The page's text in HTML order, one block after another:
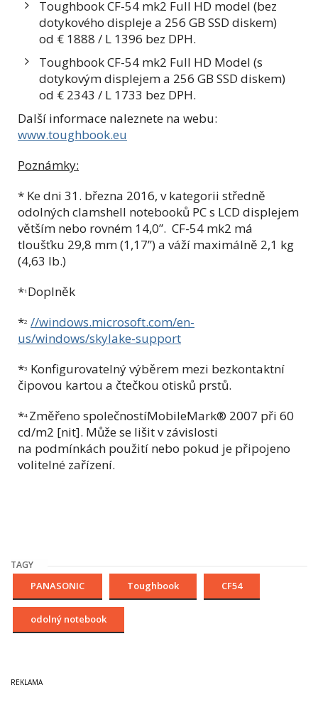
Toughbook CF-54 mk2 Full HD model (bez
dotykového displeje a 256 GB SSD diskem)
od € 1888 / L 1396 bez DPH.
Toughbook CF-54 mk2 Full HD Model (s
dotykovým displejem a 256 GB SSD diskem)
od € 2343 / L 1733 bez DPH.
Další informace naleznete na webu:
www.toughbook.eu
Poznámky:
* Ke dni 31. března 2016, v kategorii středně
odolných clamshell notebooků PC s LCD displejem
větším nebo rovném 14,0”. CF-54 mk2 má
tloušťku 29,8 mm (1,17”) a váží maximálně 2,1 kg
(4,63 lb.)
*1 Doplněk
*2 //windows.microsoft.com/en-
us/windows/skylake-support
*3 Konfigurovatelný výběrem mezi bezkontaktní
čipovou kartou a čtečkou otisků prstů.
*4 Změřeno společnostíMobileMark® 2007 při 60
cd/m2 [nit]. Může se lišit v závislosti
na podmínkách použití nebo pokud je připojeno
volitelné zařízení.
TAGY
PANASONIC Toughbook CF54
odolný notebook